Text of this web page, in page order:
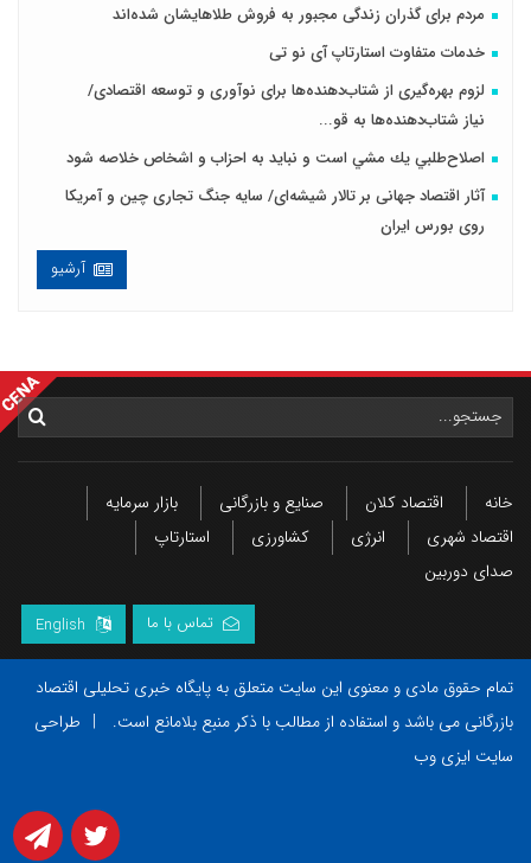
مردم برای گذران زندگی مجبور به فروش طلاهایشان شده‌اند
خدمات متفاوت استارتاپ آی نو تی
لزوم بهره‌گیری از شتاب‌دهنده‌ها برای نوآوری و توسعه اقتصادی/
نیاز شتاب‌دهنده‌ها به قو...
اصلاح‌طلبي يك مشي است و نبايد به احزاب و اشخاص خلاصه شود
آثار اقتصاد جهانی بر تالار شیشه‌ای/ سایه جنگ تجاری چین و آمریکا
روی بورس ایران
آرشیو
خانه اقتصاد کلان صنایع و بازرگانی
بازار سرمایه
اقتصاد شهری
انرژی کشاورزی
استارتاپ
صدای دوربین
تماس با ما English
تمام حقوق مادی و معنوی این سایت متعلق به پایگاه خبری تحلیلی اقتصاد
بازرگانی می باشد و استفاده از مطالب با ذکر منبع بلامانع است.
| طراحی
سایت ایزی وب